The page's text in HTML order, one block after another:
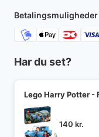
180 kr..
Betalingsmuligheder
Har du set?
Lego Harry Potter -
140 kr.